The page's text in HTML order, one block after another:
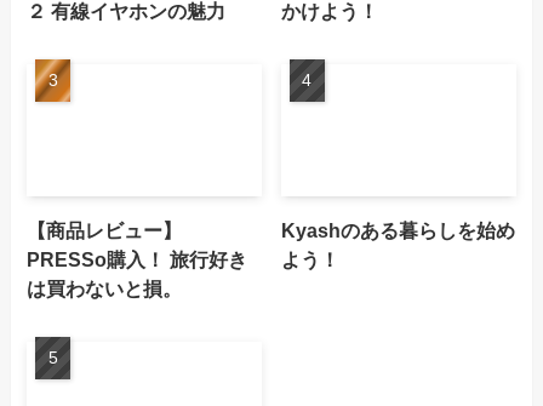
２ 有線イヤホンの魅力
かけよう！
【商品レビュー】
PRESSo購入！ 旅行好き
は買わないと損。
Kyashのある暮らしを始め
よう！